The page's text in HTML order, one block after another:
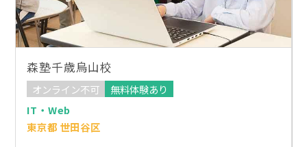
森塾千歳烏山校
オンライン不可
無料体験あり
IT・Web
東京都 世田谷区